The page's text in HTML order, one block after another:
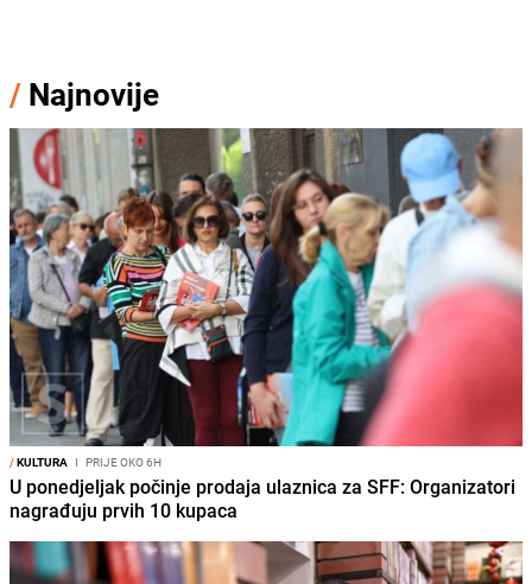
/ Najnovije
/KULTURA I PRIJE OKO 6H
U ponedjeljak počinje prodaja ulaznica za SFF: Organizatori
nagrađuju prvih 10 kupaca